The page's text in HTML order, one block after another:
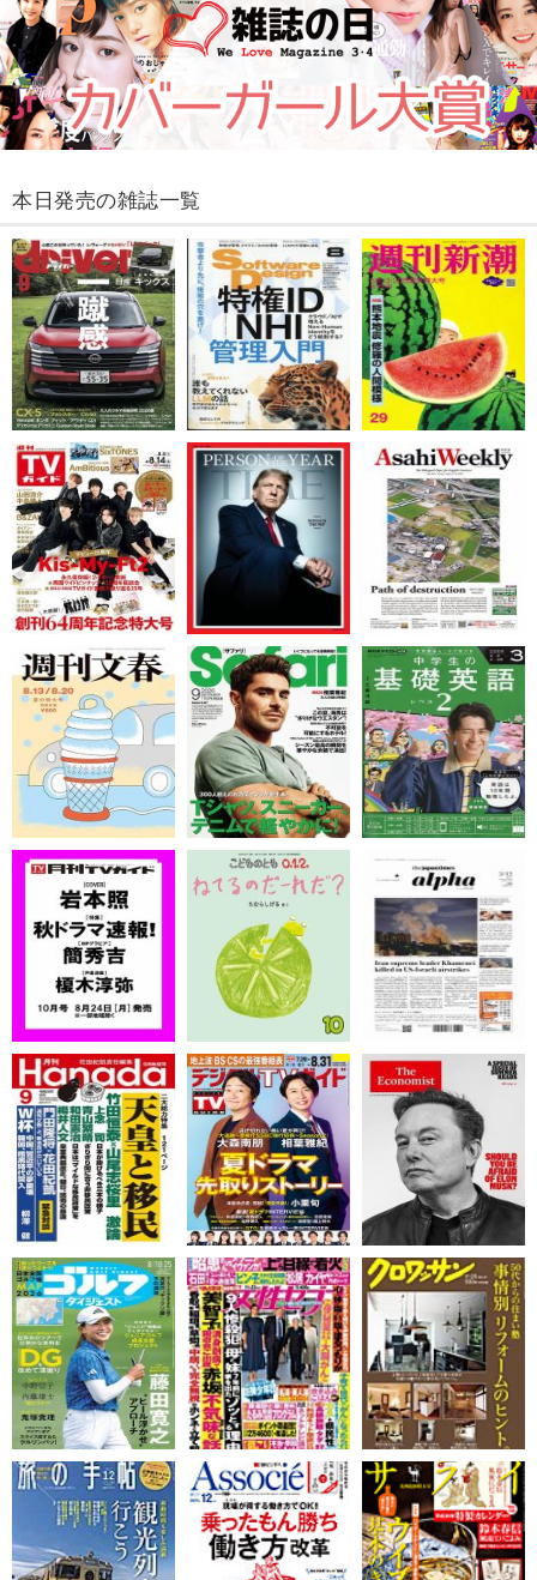
本日発売の雑誌一覧